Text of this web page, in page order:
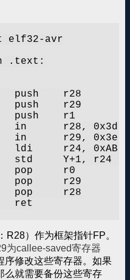
avr
.text:
）作为框架指针FP。
为callee-saved寄存器
序修改这些寄存器。如果
么就需要备份这些寄存